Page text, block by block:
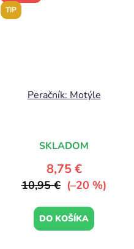
TIP
Peračník: Motýle
SKLADOM
8,75 €
10,95 € (–20 %)
DO KOŠÍKA